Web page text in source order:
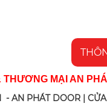
MẠI AN
AN PHÁT DOOR |